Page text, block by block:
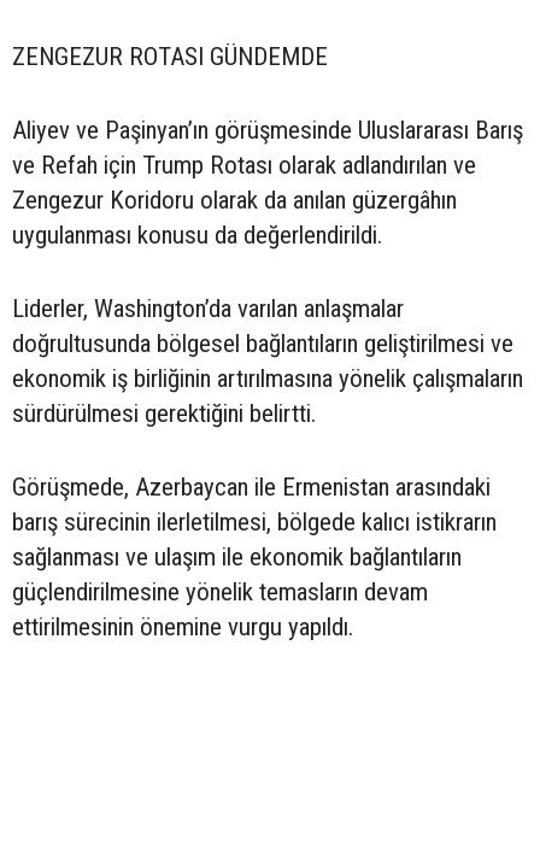
ZENGEZUR ROTASI GÜNDEMDE
Aliyev ve Paşinyan’ın görüşmesinde Uluslararası Barış
ve Refah için Trump Rotası olarak adlandırılan ve
Zengezur Koridoru olarak da anılan güzergâhın
uygulanması konusu da değerlendirildi.
Liderler, Washington’da varılan anlaşmalar
doğrultusunda bölgesel bağlantıların geliştirilmesi ve
ekonomik iş birliğinin artırılmasına yönelik çalışmaların
sürdürülmesi gerektiğini belirtti.
Görüşmede, Azerbaycan ile Ermenistan arasındaki
barış sürecinin ilerletilmesi, bölgede kalıcı istikrarın
sağlanması ve ulaşım ile ekonomik bağlantıların
güçlendirilmesine yönelik temasların devam
ettirilmesinin önemine vurgu yapıldı.